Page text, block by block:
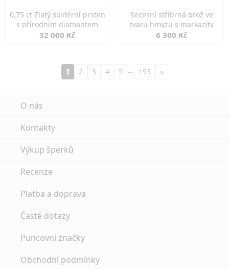
0,75 ct Zlatý solitérní prsten
s přírodním diamantem
32 000 Kč
Secesní stříbrná brož ve
tvaru hmyzu s markazity
6 300 Kč
1 2 3 4 5 … 193 »
O nás
Kontakty
Výkup šperků
Recenze
Platba a doprava
Časté dotazy
Puncovní značky
Obchodní podmínky